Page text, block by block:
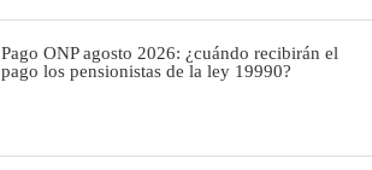
Pago ONP agosto 2026: ¿cuándo recibirán el
pago los pensionistas de la ley 19990?